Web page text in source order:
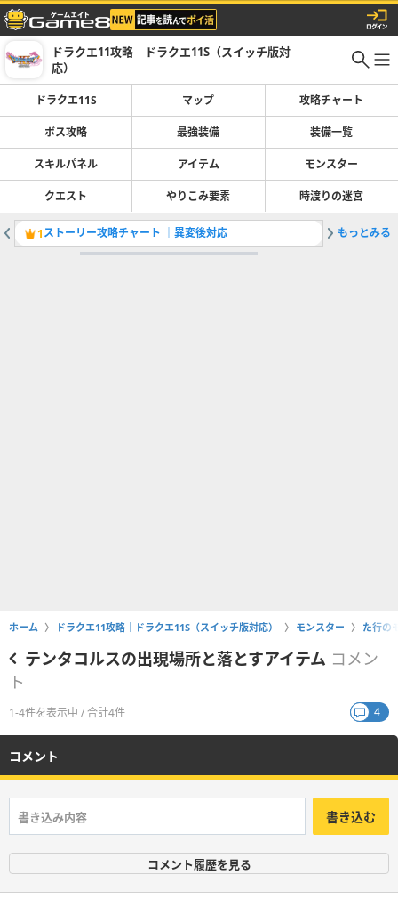
ドラクエ11攻略｜ドラクエ11S（スイッチ版対
応）
ドラクエ11S マップ 攻略チャート
ボス攻略 最強装備 装備一覧
スキルパネル アイテム モンスター
クエスト やりこみ要素 時渡りの迷宮
1ストーリー攻略チャート ｜異変後対応 2全クエ
もっとみる
ホーム ドラクエ11攻略｜ドラクエ11S（スイッチ版対応） モンスター た行の
テンタコルスの出現場所と落とすアイテム コメン
ト
1-4件を表示中 / 合計4件 4
コメント
書き込む
コメント履歴を見る